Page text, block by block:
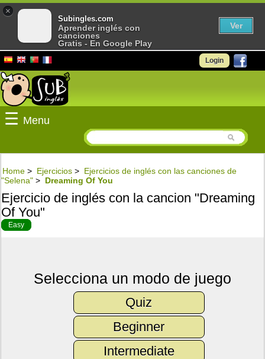
Login
☰ Menu
Home > Ejercicios > Ejercicios de inglés con las canciones de
"Selena" > Dreaming Of You
Ejercicio de inglés con la cancion "Dreaming
Of You"
Easy
Selecciona un modo de juego
Quiz
Beginner
Intermediate
×
Subingles.com
Aprender inglés con
canciones
Gratis - En Google Play
Ver